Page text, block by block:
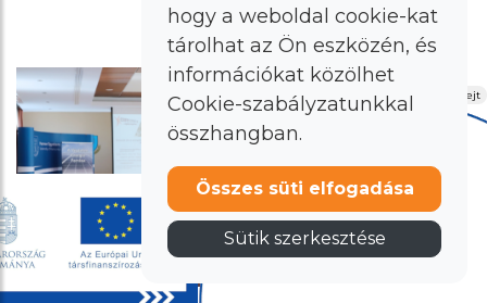
Elrejt
hogy a weboldal cookie-kat
tárolhat az Ön eszközén, és
információkat közölhet
Cookie-szabályzatunkkal
összhangban.
Összes süti elfogadása
Sütik szerkesztése